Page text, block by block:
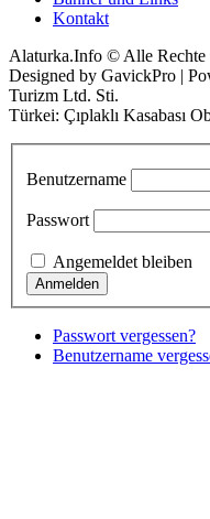
Kontakt
Alaturka.Info © Alle Rechte
Designed by GavickPro |
Turizm Ltd. Sti.
Türkei: Çıplaklı Kasabası
Benutzername
Passwort
Angemeldet bleiben
Passwort vergessen?
Benutzername